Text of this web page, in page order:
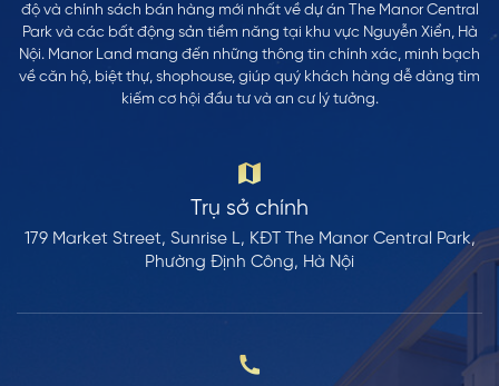
độ và chính sách bán hàng mới nhất về dự án The Manor Central
Park và các bất động sản tiềm năng tại khu vực Nguyễn Xiển, Hà
Nội. Manor Land mang đến những thông tin chính xác, minh bạch
về căn hộ, biệt thự, shophouse, giúp quý khách hàng dễ dàng tìm
kiếm cơ hội đầu tư và an cư lý tưởng.
Trụ sở chính
179 Market Street, Sunrise L, KĐT The Manor Central Park,
Phường Định Công, Hà Nội